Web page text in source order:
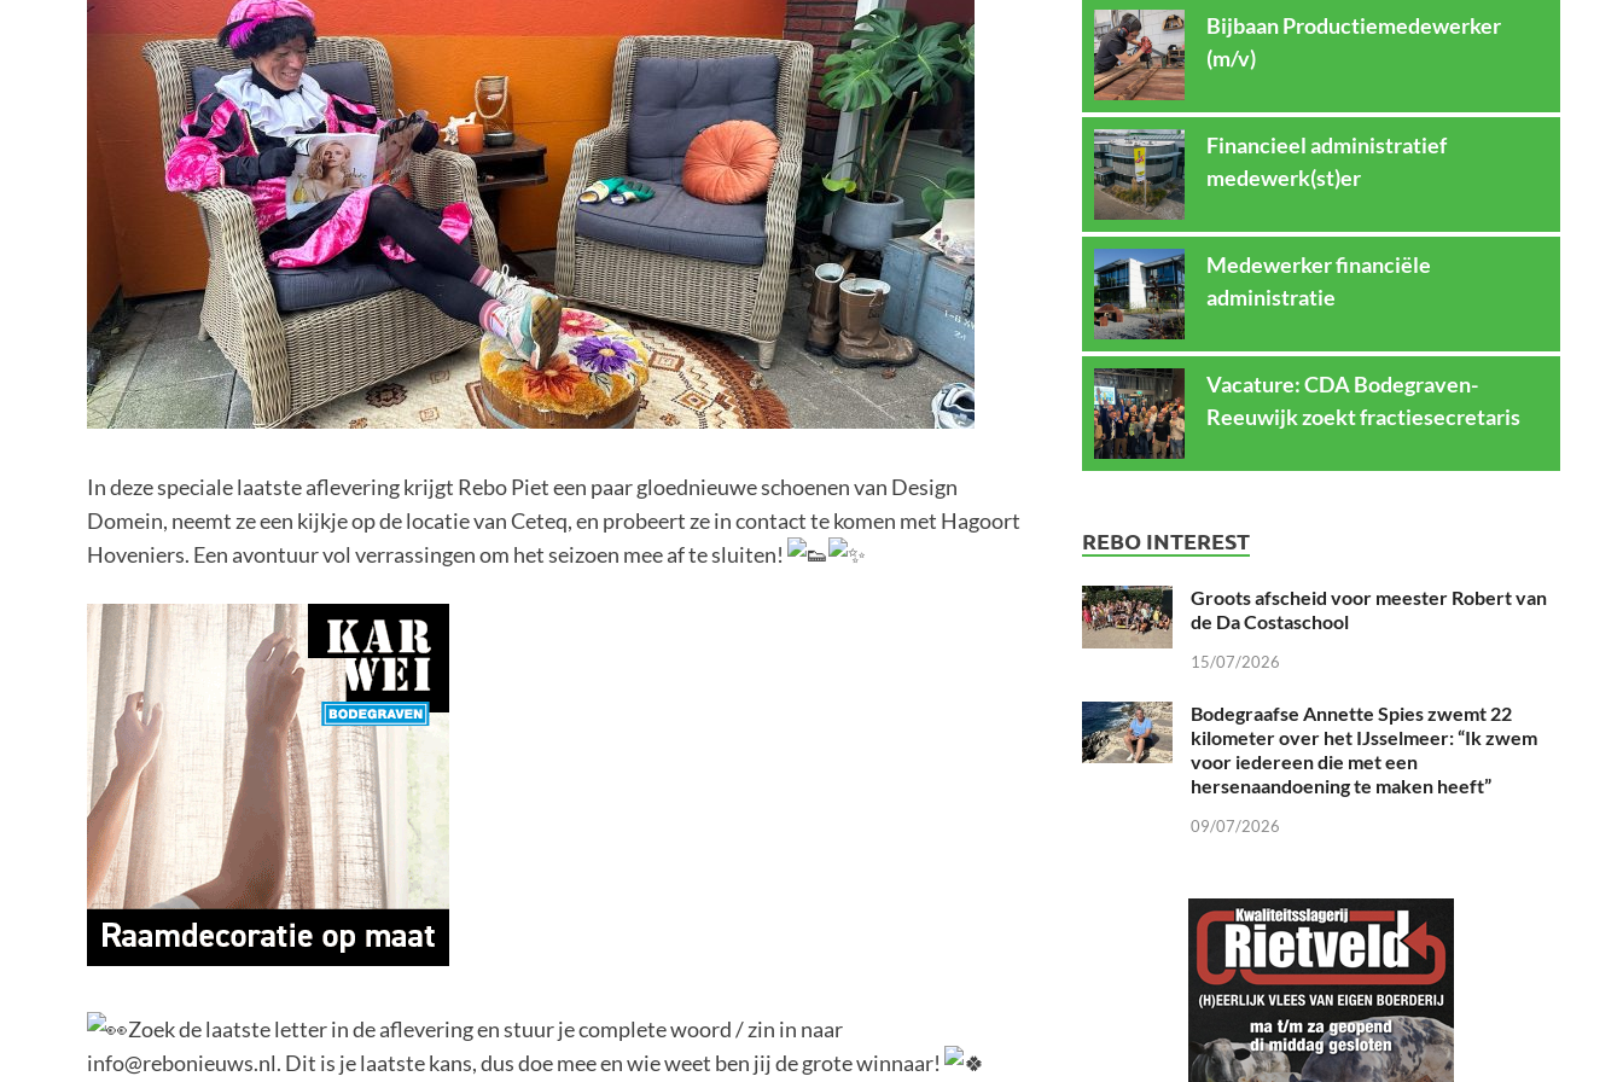
In deze speciale laatste aflevering krijgt Rebo Piet een paar gloednieuwe schoenen van Design
Domein, neemt ze een kijkje op de locatie van Ceteq, en probeert ze in contact te komen met Hagoort
Hoveniers. Een avontuur vol verrassingen om het seizoen mee af te sluiten!
Zoek de laatste letter in de aflevering en stuur je complete woord / zin in naar
info@rebonieuws.nl. Dit is je laatste kans, dus doe mee en wie weet ben jij de grote winnaar!
Bijbaan Productiemedewerker
(m/v)
Financieel administratief
medewerk(st)er
Medewerker financiële
administratie
Vacature: CDA Bodegraven-
Reeuwijk zoekt fractiesecretaris
REBO INTEREST
Groots afscheid voor meester Robert van
de Da Costaschool
15/07/2026
Bodegraafse Annette Spies zwemt 22
kilometer over het IJsselmeer: “Ik zwem
voor iedereen die met een
hersenaandoening te maken heeft”
09/07/2026